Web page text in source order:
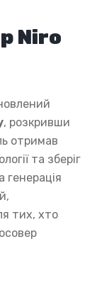
Niro
, розкривши
отримав
та зберіг
генерація
тих, хто